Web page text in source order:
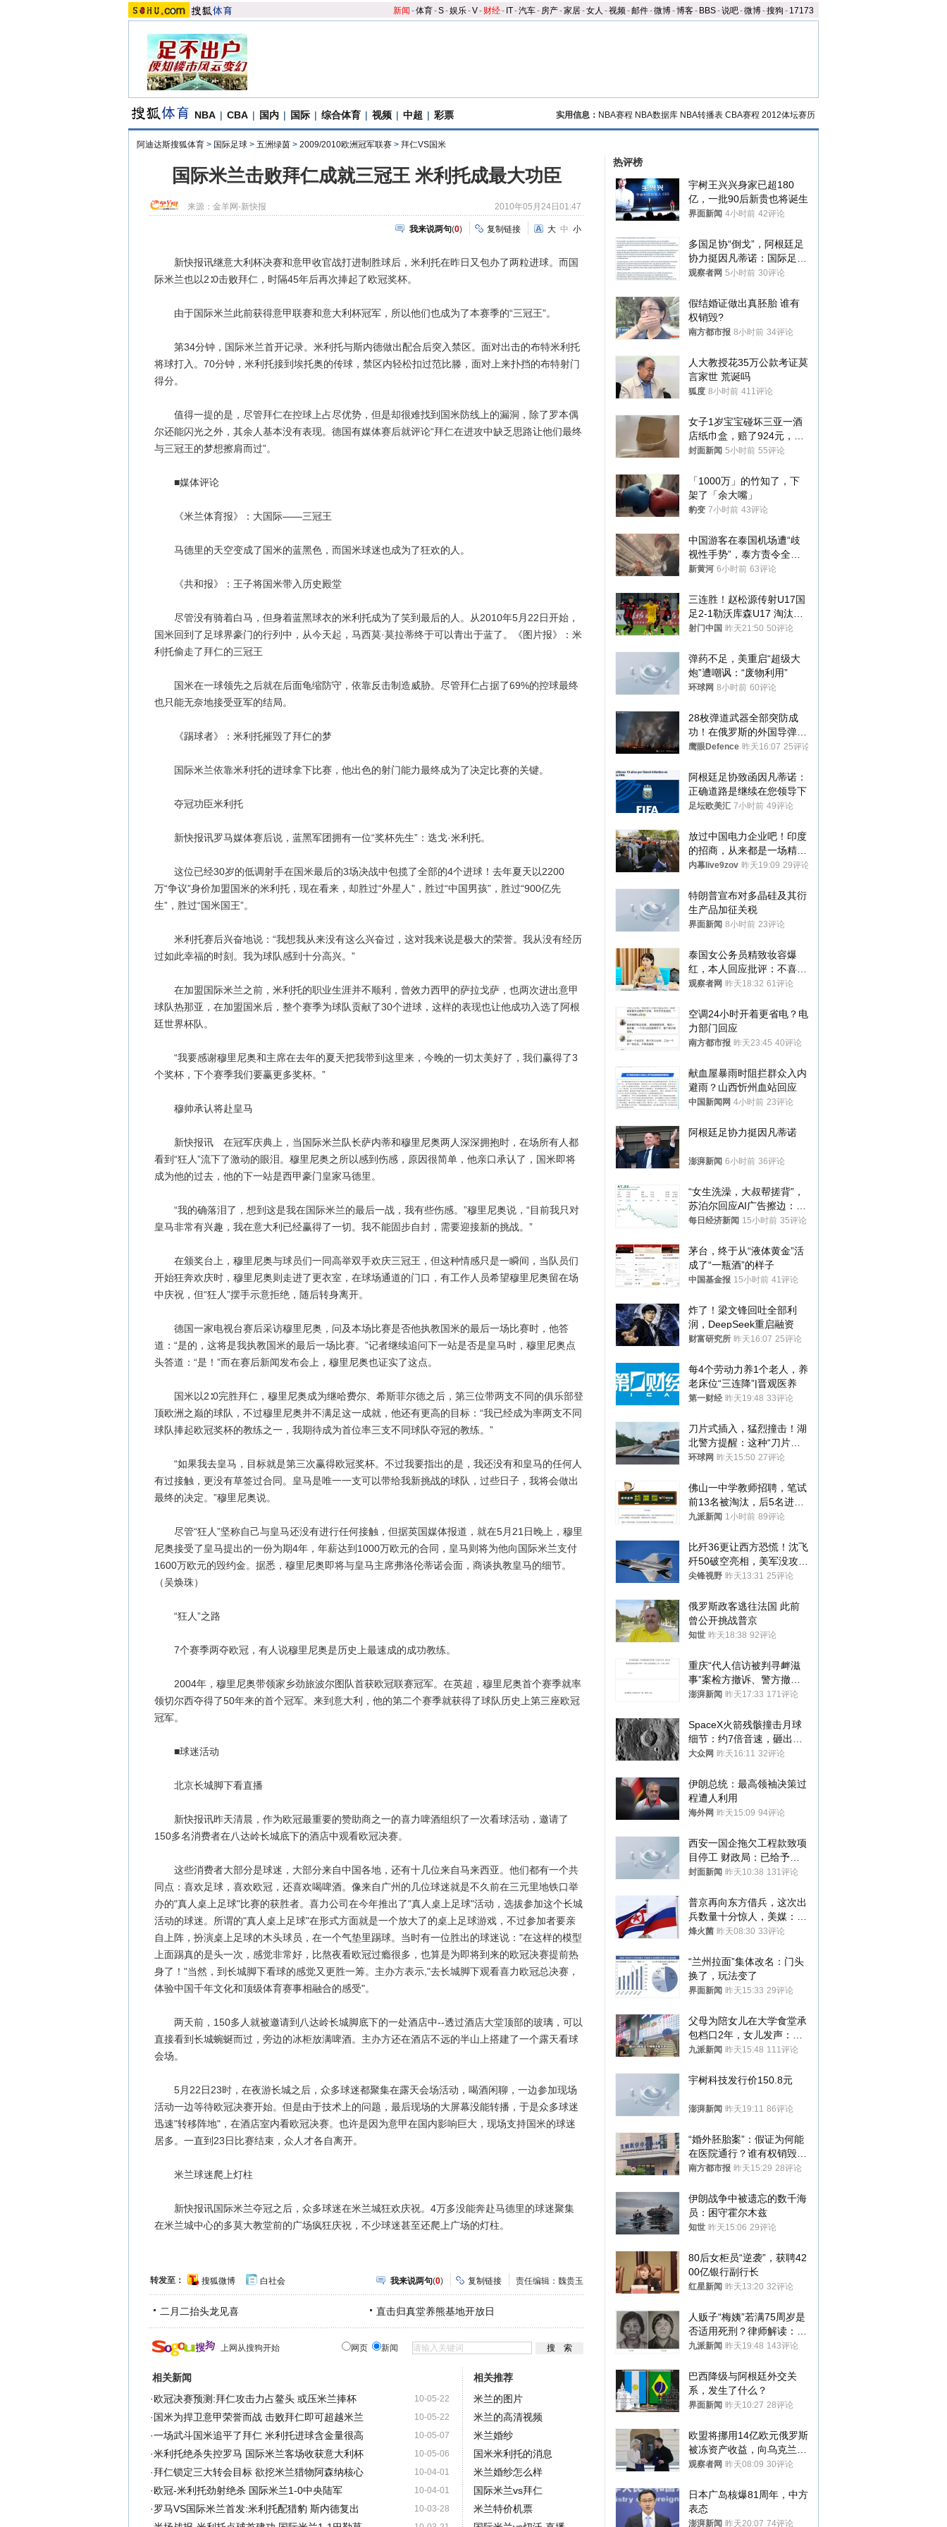
新闻 -体育-S-娱乐-V- 财经- IT-汽车- 房产-家居-女人 -视频-邮件-微博-博客- BBS-说吧-微博-搜狗 - 17173
NBA | CBA | 国内 | 国际 | 综合体育 | 视频 | 中超 | 彩票 实用信息： NBA赛程 NBA数据库 NBA转播表 CBA赛程 2012体坛赛历
阿迪达斯搜狐体育 > 国际足球 > 五洲绿茵 > 2009/2010欧洲冠军联赛 > 拜仁VS国米
国际米兰击败拜仁成就三冠王 米利托成最大功臣
来源： 金羊网-新快报 2010年05月24日01:47
我来说两句(0) 复制链接 大 中 小
新快报讯继意大利杯决赛和意甲收官战打进制胜球后，米利托在昨日又包办了两粒进球。而国
际米兰也以2∶0击败拜仁，时隔45年后再次捧起了欧冠奖杯。
由于国际米兰此前获得意甲联赛和意大利杯冠军，所以他们也成为了本赛季的“三冠王”。
第34分钟，国际米兰首开记录。米利托与斯内德做出配合后突入禁区。面对出击的布特米利托
将球打入。70分钟，米利托接到埃托奥的传球，禁区内轻松扣过范比滕，面对上来扑挡的布特射门
得分。
值得一提的是，尽管拜仁在控球上占尽优势，但是却很难找到国米防线上的漏洞，除了罗本偶
尔还能闪光之外，其余人基本没有表现。德国有媒体赛后就评论“拜仁在进攻中缺乏思路让他们最终
与三冠王的梦想擦肩而过”。
■媒体评论
《米兰体育报》：大国际——三冠王
马德里的天空变成了国米的蓝黑色，而国米球迷也成为了狂欢的人。
《共和报》：王子将国米带入历史殿堂
尽管没有骑着白马，但身着蓝黑球衣的米利托成为了笑到最后的人。从2010年5月22日开始，
国米回到了足球界豪门的行列中，从今天起，马西莫·莫拉蒂终于可以青出于蓝了。《图片报》：米
利托偷走了拜仁的三冠王
国米在一球领先之后就在后面龟缩防守，依靠反击制造威胁。尽管拜仁占据了69%的控球最终
也只能无奈地接受亚军的结局。
《踢球者》：米利托摧毁了拜仁的梦
国际米兰依靠米利托的进球拿下比赛，他出色的射门能力最终成为了决定比赛的关键。
夺冠功臣米利托
新快报讯罗马媒体赛后说，蓝黑军团拥有一位“奖杯先生”：迭戈·米利托。
这位已经30岁的低调射手在国米最后的3场决战中包揽了全部的4个进球！去年夏天以2200
万“争议”身价加盟国米的米利托，现在看来，却胜过“外星人”，胜过“中国男孩”，胜过“900亿先
生”，胜过“国米国王”。
米利托赛后兴奋地说：“我想我从来没有这么兴奋过，这对我来说是极大的荣誉。我从没有经历
过如此幸福的时刻。我为球队感到十分高兴。”
在加盟国际米兰之前，米利托的职业生涯并不顺利，曾效力西甲的萨拉戈萨，也两次进出意甲
球队热那亚，在加盟国米后，整个赛季为球队贡献了30个进球，这样的表现也让他成功入选了阿根
廷世界杯队。
“我要感谢穆里尼奥和主席在去年的夏天把我带到这里来，今晚的一切太美好了，我们赢得了3
个奖杯，下个赛季我们要赢更多奖杯。”
穆帅承认将赴皇马
新快报讯 在冠军庆典上，当国际米兰队长萨内蒂和穆里尼奥两人深深拥抱时，在场所有人都
看到“狂人”流下了激动的眼泪。穆里尼奥之所以感到伤感，原因很简单，他亲口承认了，国米即将
成为他的过去，他的下一站是西甲豪门皇家马德里。
“我的确落泪了，想到这是我在国际米兰的最后一战，我有些伤感。”穆里尼奥说，“目前我只对
皇马非常有兴趣，我在意大利已经赢得了一切。我不能固步自封，需要迎接新的挑战。”
在颁奖台上，穆里尼奥与球员们一同高举双手欢庆三冠王，但这种情感只是一瞬间，当队员们
开始狂奔欢庆时，穆里尼奥则走进了更衣室，在球场通道的门口，有工作人员希望穆里尼奥留在场
中庆祝，但“狂人”摆手示意拒绝，随后转身离开。
德国一家电视台赛后采访穆里尼奥，问及本场比赛是否他执教国米的最后一场比赛时，他答
道：“是的，这将是我执教国米的最后一场比赛。”记者继续追问下一站是否是皇马时，穆里尼奥点
头答道：“是！”而在赛后新闻发布会上，穆里尼奥也证实了这点。
国米以2∶0完胜拜仁，穆里尼奥成为继哈费尔、希斯菲尔德之后，第三位带两支不同的俱乐部登
顶欧洲之巅的球队，不过穆里尼奥并不满足这一成就，他还有更高的目标：“我已经成为率两支不同
球队捧起欧冠奖杯的教练之一，我期待成为首位率三支不同球队夺冠的教练。”
“如果我去皇马，目标就是第三次赢得欧冠奖杯。不过我要指出的是，我还没有和皇马的任何人
有过接触，更没有草签过合同。皇马是唯一一支可以带给我新挑战的球队，过些日子，我将会做出
最终的决定。”穆里尼奥说。
尽管“狂人”坚称自己与皇马还没有进行任何接触，但据英国媒体报道，就在5月21日晚上，穆里
尼奥接受了皇马提出的一份为期4年，年薪达到1000万欧元的合同，皇马则将为他向国际米兰支付
1600万欧元的毁约金。据悉，穆里尼奥即将与皇马主席弗洛伦蒂诺会面，商谈执教皇马的细节。
（吴焕珠）
“狂人”之路
7个赛季两夺欧冠，有人说穆里尼奥是历史上最速成的成功教练。
2004年，穆里尼奥带领家乡劲旅波尔图队首获欧冠联赛冠军。在英超，穆里尼奥首个赛季就率
领切尔西夺得了50年来的首个冠军。来到意大利，他的第二个赛季就获得了球队历史上第三座欧冠
冠军。
■球迷活动
北京长城脚下看直播
新快报讯昨天清晨，作为欧冠最重要的赞助商之一的喜力啤酒组织了一次看球活动，邀请了
150多名消费者在八达岭长城底下的酒店中观看欧冠决赛。
这些消费者大部分是球迷，大部分来自中国各地，还有十几位来自马来西亚。他们都有一个共
同点：喜欢足球，喜欢欧冠，还喜欢喝啤酒。像来自广州的几位球迷就是不久前在三元里地铁口举
办的"真人桌上足球"比赛的获胜者。喜力公司在今年推出了"真人桌上足球"活动，选拔参加这个长城
活动的球迷。所谓的"真人桌上足球"在形式方面就是一个放大了的桌上足球游戏，不过参加者要亲
自上阵，扮演桌上足球的木头球员，在一个气垫里踢球。当时有一位胜出的球迷说："在这样的模型
上面踢真的是头一次，感觉非常好，比熬夜看欧冠过瘾很多，也算是为即将到来的欧冠决赛提前热
身了！"当然，到长城脚下看球的感觉又更胜一筹。主办方表示,"去长城脚下观看喜力欧冠总决赛，
体验中国千年文化和顶级体育赛事相融合的感受"。
两天前，150多人就被邀请到八达岭长城脚底下的一处酒店中--透过酒店大堂顶部的玻璃，可以
直接看到长城蜿蜒而过，旁边的冰柜放满啤酒。主办方还在酒店不远的半山上搭建了一个露天看球
会场。
5月22日23时，在夜游长城之后，众多球迷都聚集在露天会场活动，喝酒闲聊，一边参加现场
活动一边等待欧冠决赛开始。但是由于技术上的问题，最后现场的大屏幕没能转播，于是众多球迷
迅速"转移阵地"，在酒店室内看欧冠决赛。也许是因为意甲在国内影响巨大，现场支持国米的球迷
居多。一直到23日比赛结束，众人才各自离开。
米兰球迷爬上灯柱
新快报讯国际米兰夺冠之后，众多球迷在米兰城狂欢庆祝。4万多没能奔赴马德里的球迷聚集
在米兰城中心的多莫大教堂前的广场疯狂庆祝，不少球迷甚至还爬上广场的灯柱。
转发至： 搜狐微博 白社会 我来说两句(0) 复制链接 责任编辑：魏贵玉
二月二抬头龙见喜 直击归真堂养熊基地开放日
上网从搜狗开始 网页 新闻
相关新闻
10-05-22
·欧冠决赛预测:拜仁攻击力占鳌头 或压米兰捧杯
10-05-22
· 国米为捍卫意甲荣誉而战 击败拜仁即可超越米兰
10-05-07
·一场武斗国米追平了拜仁 米利托进球含金量很高
10-05-06
·米利托绝杀失控罗马 国际米兰客场收获意大利杯
10-04-01
·拜仁锁定三大转会目标 欲挖米兰猎物阿森纳核心
10-04-01
·欧冠-米利托劲射绝杀 国际米兰1-0中央陆军
10-03-28
·罗马VS国际米兰首发:米利托配猎豹 斯内德复出
相关推荐
米兰的图片
米兰的高清视频
米兰婚纱
国米米利托的消息
米兰婚纱怎么样
国际米兰vs拜仁
米兰特价机票
热评榜
宇树王兴兴身家已超180
亿，一批90后新贵也将诞生
界面新闻 4小时前 42评论
多国足协“倒戈”，阿根廷足
协力挺因凡蒂诺：国际足联
今后应继续在其领导下前行
观察者网 5小时前 30评论
假结婚证做出真胚胎 谁有
权销毁?
南方都市报 8小时前 34评论
人大教授花35万公款考证莫
言家世 荒诞吗
狐度 8小时前 411评论
女子1岁宝宝碰坏三亚一酒
店纸巾盒，赔了924元，发
帖吐槽后酒店退还一半的
封面新闻 5小时前 55评论
「1000万」的竹知了，下
架了「余大嘴」
豹变 7小时前 43评论
中国游客在泰国机场遭“歧
视性手势”，泰方责令全面
调查，对责任人采取最严厉
新黄河 6小时前 63评论
三连胜！赵松源传射U17国
足2-1勒沃库森U17 淘汰赛
将战河床
射门中国 昨天21:50 50评论
弹药不足，美重启“超级大
炮”遭嘲讽：“废物利用”
环球网 8小时前 60评论
28枚弹道武器全部突防成
功！在俄罗斯的外国导弹发
射车都是合法打击目标
鹰眼Defence 昨天16:07 25评论
阿根廷足协致函因凡蒂诺：
正确道路是继续在您领导下
足坛欧美汇 7小时前 49评论
放过中国电力企业吧！印度
的招商，从来都是一场精准
收割
内幕live9zov 昨天19:09 29评论
特朗普宣布对多晶硅及其衍
生产品加征关税
界面新闻 8小时前 23评论
泰国女公务员精致妆容爆
红，本人回应批评：不喜欢
就别看
观察者网 昨天18:32 61评论
空调24小时开着更省电？电
力部门回应
南方都市报 昨天23:45 40评论
献血屋暴雨时阻拦群众入内
避雨？山西忻州血站回应
中国新闻网 4小时前 23评论
阿根廷足协力挺因凡蒂诺
澎湃新闻 6小时前 36评论
“女生洗澡，大叔帮搓背”，
苏泊尔回应AI广告擦边：视
频全下架，已强化内容管理
每日经济新闻 15小时前 35评论
茅台，终于从“液体黄金”活
成了“一瓶酒”的样子
中国基金报 15小时前 41评论
炸了！梁文锋回吐全部利
润，DeepSeek重启融资
财富研究所 昨天16:07 25评论
每4个劳动力养1个老人，养
老床位“三连降”|晋观医养
第一财经 昨天19:48 33评论
刀片式插入，猛烈撞击！湖
北警方提醒：这种“刀片超
车”，太危险了
环球网 昨天15:50 27评论
佛山一中学教师招聘，笔试
前13名被淘汰，后5名进体
检，被疑萝卜岗，官方通
九派新闻 1小时前 89评论
比歼36更让西方恐慌！沈飞
歼50破空亮相，美军没攻克
的技术被拿下
尖锋视野 昨天13:31 25评论
俄罗斯政客逃往法国 此前
曾公开挑战普京
知世 昨天18:38 92评论
重庆“代人信访被判寻衅滋
事”案检方撤诉、警方撤
案，两被告人获国赔
澎湃新闻 昨天17:33 171评论
SpaceX火箭残骸撞击月球
细节：约7倍音速，砸出直
径约30米撞击坑
大众网 昨天16:11 32评论
伊朗总统：最高领袖决策过
程遭人利用
海外网 昨天15:09 94评论
西安一国企拖欠工程款致项
目停工 财政局：已给予处
分，正督促整改
封面新闻 昨天10:38 131评论
普京再向东方借兵，这次出
兵数量十分惊人，美媒：俄
朝要动真格？
烽火菌 昨天08:30 33评论
“兰州拉面”集体改名：门头
换了，玩法变了
界面新闻 昨天15:33 29评论
父母为陪女儿在大学食堂承
包档口2年，女儿发声：初
衷是为了陪伴，毕业后将不
九派新闻 昨天15:48 111评论
宇树科技发行价150.8元
澎湃新闻 昨天19:11 86评论
“婚外胚胎案”：假证为何能
在医院通行？谁有权销毁胚
胎？
南方都市报 昨天15:29 28评论
伊朗战争中被遗忘的数千海
员：困守霍尔木兹
知世 昨天15:06 29评论
80后女柜员“逆袭”，获聘42
00亿银行副行长
红星新闻 昨天13:20 32评论
人贩子“梅姨”若满75周岁是
否适用死刑？律师解读：很
大概率不会被判处死刑
九派新闻 昨天19:48 143评论
巴西降级与阿根廷外交关
系，发生了什么？
界面新闻 昨天10:27 28评论
欧盟将挪用14亿欧元俄罗斯
被冻资产收益，向乌克兰提
供援助
观察者网 昨天08:09 30评论
日本广岛核爆81周年，中方
表态
澎湃新闻 昨天20:07 74评论